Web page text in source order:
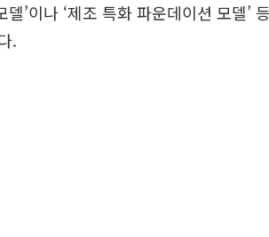
’이나 ‘제조 특화 파운데이션 모델’
.